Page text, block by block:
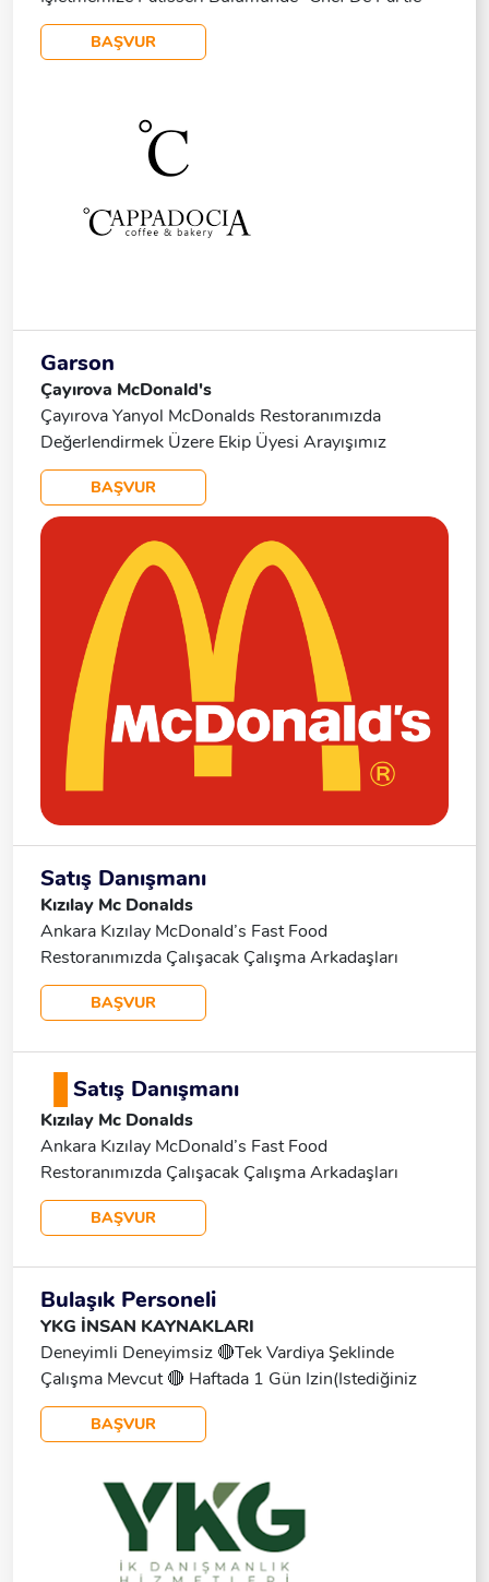
Pozisyonunda Personel Arayışımız Vardır.
BAŞVUR
Garson
Çayırova McDonald's
Çayırova Yanyol McDonalds Restoranımızda
Değerlendirmek Üzere Ekip Üyesi Arayışımız
Bulunmaktadır. Genel Nitelikler Takım Çalışmasına
Uyumlu, Dinamik Ve Çalışkan, Müşteri
Memnuniyetine Özen Gösteren, Esnek Saatlerle
Çalışabilen, Renkli, Canlı, Enerjik Ve Arkadaşca Bir
Ortamda Çalışmak Isteyen, Full Time Çalışabilecek
Ekip Üyesi Aranmaktadır.
BAŞVUR
Satış Danışmanı
Kızılay Mc Donalds
Ankara Kızılay McDonald’s Fast Food
Restoranımızda Çalışacak Çalışma Arkadaşları
Arıyoruz. Vardiyalı Sistem Ile Çalışıyoruz. Kapanış
Vardiyalarında Servis Mevcuttur. Çalışma Süremiz
BAŞVUR
Satış Danışmanı
Kızılay Mc Donalds
Ankara Kızılay McDonald’s Fast Food
Restoranımızda Çalışacak Çalışma Arkadaşları
Arıyoruz. Vardiyalı Sistem Ile Çalışıyoruz. Kapanış
Vardiyalarında Servis Mevcuttur. Çalışma Süremiz
BAŞVUR
Bulaşık Personeli
YKG İNSAN KAYNAKLARI
Deneyimli Deneyimsiz 🔴Tek Vardiya Şeklinde
Çalışma Mevcut 🔴 Haftada 1 Gün Izin(istediğiniz
Gün Ayarlanıyor) 🔴Asgeri Ücret+1560 Tl Yol
Ücreti+yemek Mutfaktan +SGK
BAŞVUR